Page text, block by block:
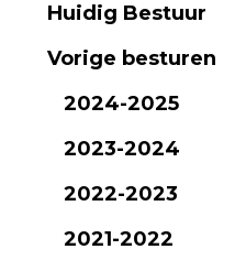
Huidig Bestuur
Vorige besturen
2024-2025
2023-2024
2022-2023
2021-2022